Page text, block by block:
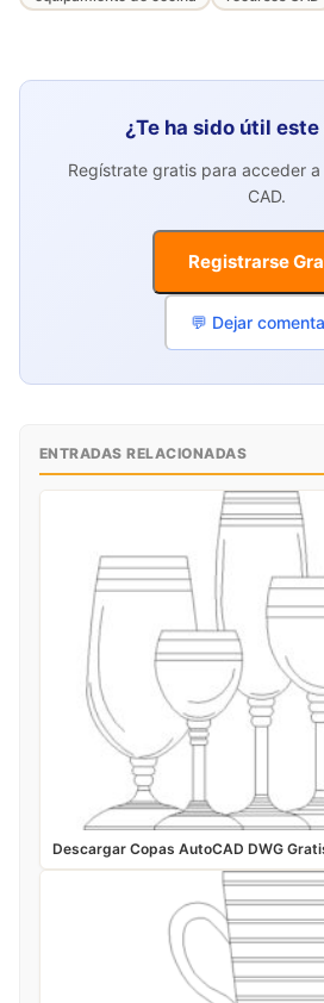
¿Te ha sido útil
Regístrate gratis para acceder
CAD.
Registrarse
💬 Dejar
ENTRADAS RELACIONADAS
Descargar Copas AutoCAD DWG